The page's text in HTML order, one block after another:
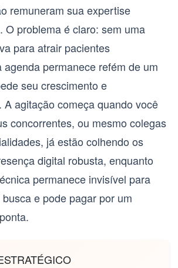
remuneram sua expertise
O problema é claro: sem uma
para atrair pacientes
agenda permanece refém de um
seu crescimento e
A agitação começa quando você
concorrentes, ou mesmo colegas
já estão colhendo os
digital robusta, enquanto
permanece invisível para
e pode pagar por um